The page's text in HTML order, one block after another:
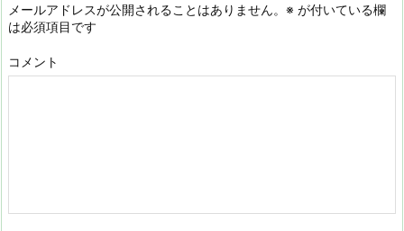
メールアドレスが公開されることはありません。 ※ が付いている欄
は必須項目です
コメント